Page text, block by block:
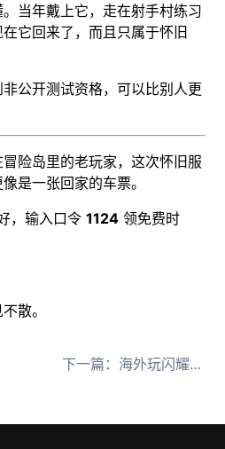
当年戴上它，走在射手村练习
它回来了，而且只属于怀旧
公开测试资格，可以比别人更
险岛里的老玩家，这次怀旧服
是一张回家的车票。
，输入口令1124 领免费时
散。
下一篇： 海外玩闪耀暖暖领520福利用回国加速器不掉线